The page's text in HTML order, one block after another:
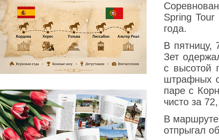
Spring
года.
В пятницу,
Зет
с высотой
штрафных
паре с
чисто за
В маршруте
отпрыгал